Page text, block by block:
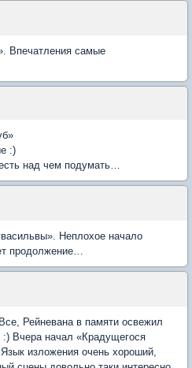
Впечатления самые
:)
над чем подумать…
Неплохое начало
продолжение…
Рейневана в памяти освежил
:) Вчера начал «Крадущегося
изложения очень хороший,